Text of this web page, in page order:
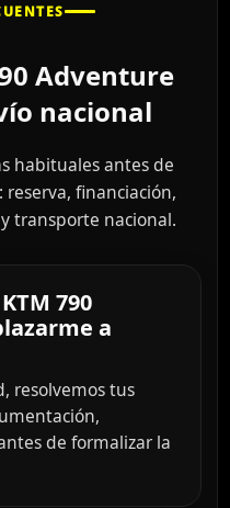
Adventure
nacional
habituales antes de
financiación,
transporte nacional.
790
a
resolvemos tus
de formalizar la